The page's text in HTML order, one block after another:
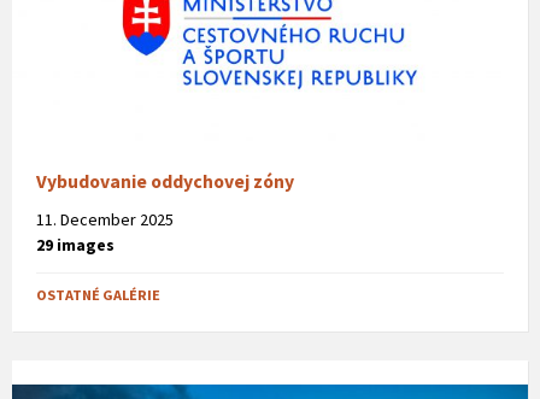
Vybudovanie oddychovej zóny
11. December 2025
29 images
OSTATNÉ GALÉRIE